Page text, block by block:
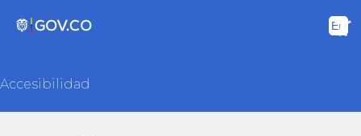
Accesibilidad